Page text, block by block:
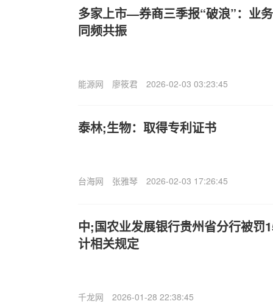
多家上市—券商三季报“破浪”：业
同频共振
能源网 廖筱君 2026-02-03 03:23:45
泰林;生物：取得专利证书
台海网 张雅琴 2026-02-03 17:26:45
中;国农业发展银行贵州省分行被罚
计相关规定
千龙网 2026-01-28 22:38:45